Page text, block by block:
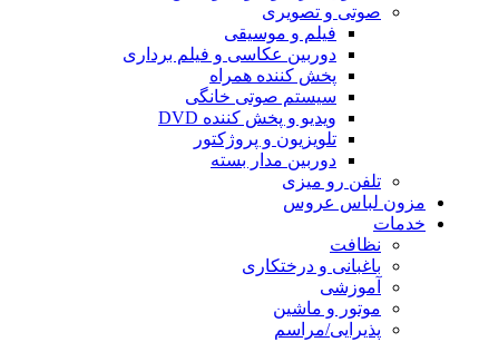
صوتی و تصویری
فیلم و موسیقی
دوربین عکاسی و فیلم برداری
پخش کننده همراه
سیستم صوتی خانگی
ویدیو و پخش کننده DVD
تلویزیون و پروژکتور
دوربین مدار بسته
تلفن رو میزی
مزون لباس عروس
خدمات
نظافت
باغبانی و درختکاری
آموزشی
موتور و ماشین
پذیرایی/مراسم